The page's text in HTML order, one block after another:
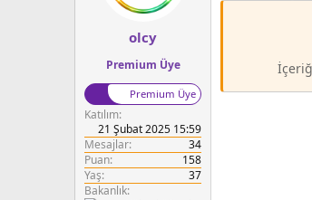
i
h
i
olcy
Premium Üye
Premium Üye
Katılım
21 Şubat 2025 15:59
Mesajlar
34
Puan
158
Yaş
37
Bakanlık